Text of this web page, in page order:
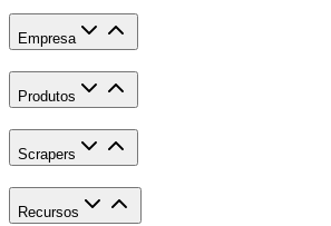
Empresa
Produtos
Scrapers
Recursos